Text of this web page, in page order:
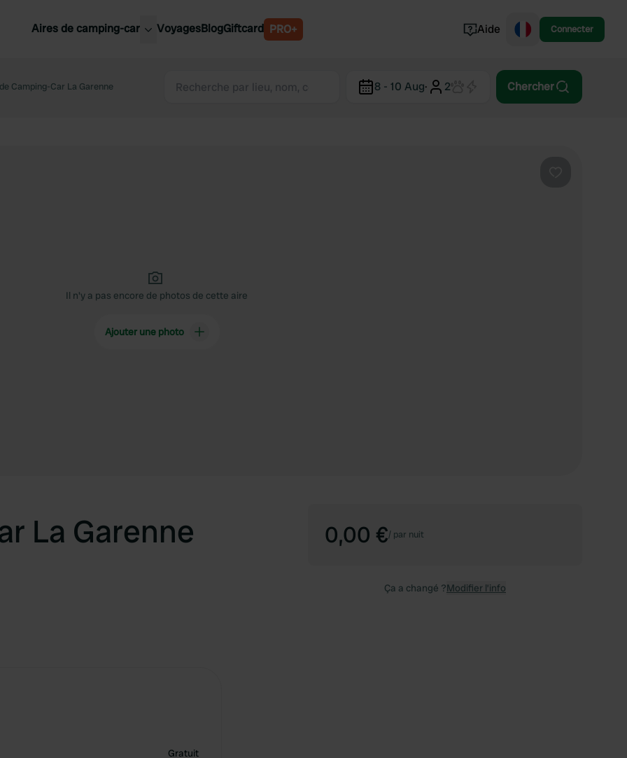
Aires de camping-car
Slovénie
VoyagesBlogGiftcard PRO+ Aide Connecter
Camping-Car La Garenne 8 - 10 Aug· 2 Chercher
Il n'y a pas encore de photos de cette aire
Ajouter une photo
La Garenne
Gratuit
0,00 €/ par nuit
Ça a changé ?Modifier l’info